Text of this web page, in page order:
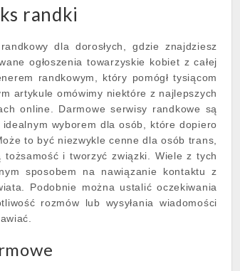
randki
dla dorosłych, gdzie znajdziesz
ogłoszenia towarzyskie kobiet z całej
randkowym, który pomógł tysiącom
artykule omówimy niektóre z najlepszych
online. Darmowe serwisy randkowe są
wyborem dla osób, które dopiero
to być niezwykle cenne dla osób trans,
i tworzyć związki. Wiele z tych
sposobem na nawiązanie kontaktu z
Podobnie można ustalić oczekiwania
rozmów lub wysyłania wiadomości